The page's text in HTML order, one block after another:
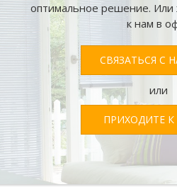
оптимальное решение. Или
к нам в
СВЯЗАТЬСЯ С
или
ПРИХОДИТЕ